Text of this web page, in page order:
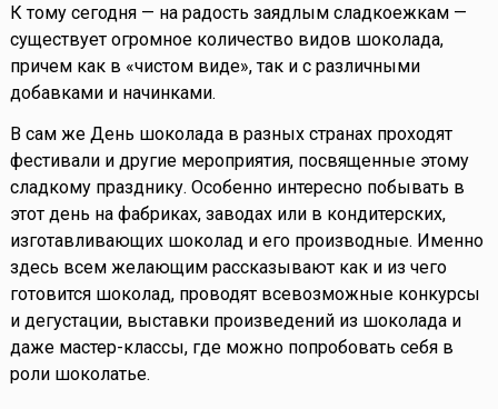
К тому сегодня — на радость заядлым сладкоежкам —
существует огромное количество видов шоколада,
причем как в «чистом виде», так и с различными
добавками и начинками.
В сам же День шоколада в разных странах проходят
фестивали и другие мероприятия, посвященные этому
сладкому празднику. Особенно интересно побывать в
этот день на фабриках, заводах или в кондитерских,
изготавливающих шоколад и его производные. Именно
здесь всем желающим рассказывают как и из чего
готовится шоколад, проводят всевозможные конкурсы
и дегустации, выставки произведений из шоколада и
даже мастер-классы, где можно попробовать себя в
роли шоколатье.